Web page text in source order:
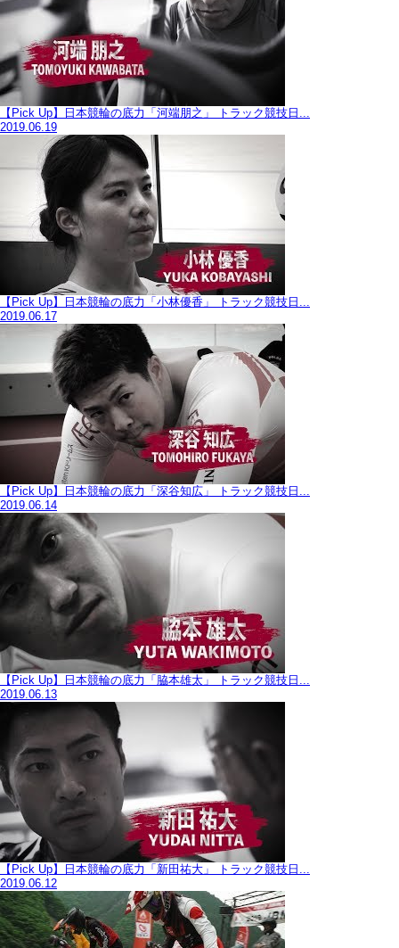
【Pick Up】日本競輪の底力「河端朋之」 トラック競技日...
2019.06.19
【Pick Up】日本競輪の底力「小林優香」 トラック競技日...
2019.06.17
【Pick Up】日本競輪の底力「深谷知広」 トラック競技日...
2019.06.14
【Pick Up】日本競輪の底力「脇本雄太」 トラック競技日...
2019.06.13
【Pick Up】日本競輪の底力「新田祐大」 トラック競技日...
2019.06.12